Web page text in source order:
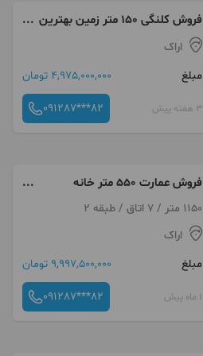
فروش کلنگی ۱۵۰ متر زمین بهترین
لوکیشن براصلی بازار تفرش
اراک
مبلغ
4,975,000,000 تومان
3 هفته پیش 091287***82
فروش عمارت ۵۵۰ متر خانه
ضیالشگر میرپنج در تفرش
1150 متر / 7 اتاق / طبقه 2
اراک
مبلغ
9,997,500,000 تومان
1 ماه پیش 091287***82